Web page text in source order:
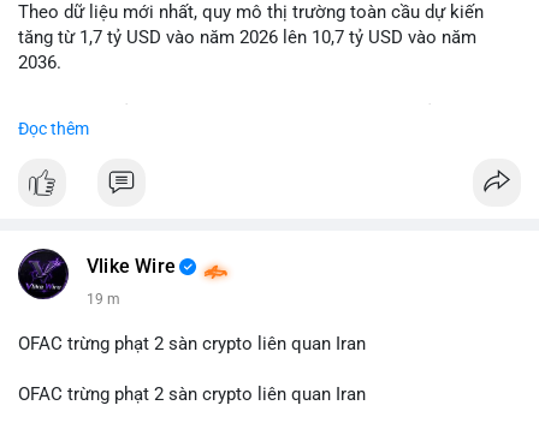
Lời khuyên: Nhà đầu tư nhỏ lẻ nên quan sát thêm 2-4 giờ sau
khi giao dịch được xác nhận, tránh hành động theo cảm xúc.
ưu tiên quản trị rủi ro trong giai đoạn biến động mạnh.
#btcmempool65k
Theo dữ liệu mới nhất, quy mô thị trường toàn cầu dự kiến
tăng từ 1,7 tỷ USD vào năm 2026 lên 10,7 tỷ USD vào năm
2036.
hàng năm (CAGR) ấn tượng lên tới 20,2%.
Điều gì đang thúc đẩy sự tăng trưởng vượt bậc này? Hãy cùng
Đọc thêm
Vlike Wire
19 m
OFAC trừng phạt 2 sàn crypto liên quan Iran
OFAC trừng phạt 2 sàn crypto liên quan Iran